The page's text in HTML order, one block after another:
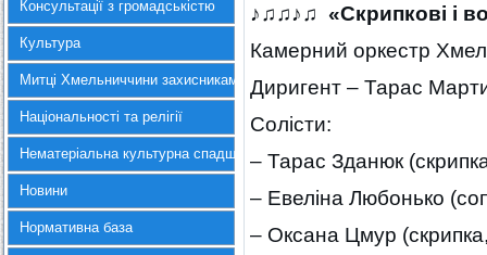
Консультації з громадськістю
Культура
Митці Хмельниччини захисникам України
Національності та релігії
Нематеріальна культурна спадщина
Новини
Нормативна база
♪♫♫♪♫ «Скрипкові і
Камерний оркестр
Диригент – Тарас
Солісти:
– Тарас Зданюк
– Евеліна Любонько
– Оксана Цмур